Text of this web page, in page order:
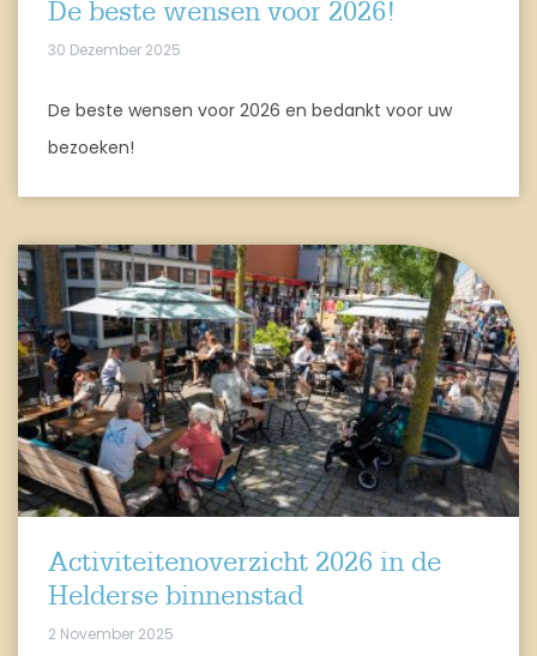
De beste wensen voor 2026!
30 Dezember 2025
De beste wensen voor 2026 en bedankt voor uw
bezoeken!
Activiteitenoverzicht 2026 in de
Helderse binnenstad
2 November 2025